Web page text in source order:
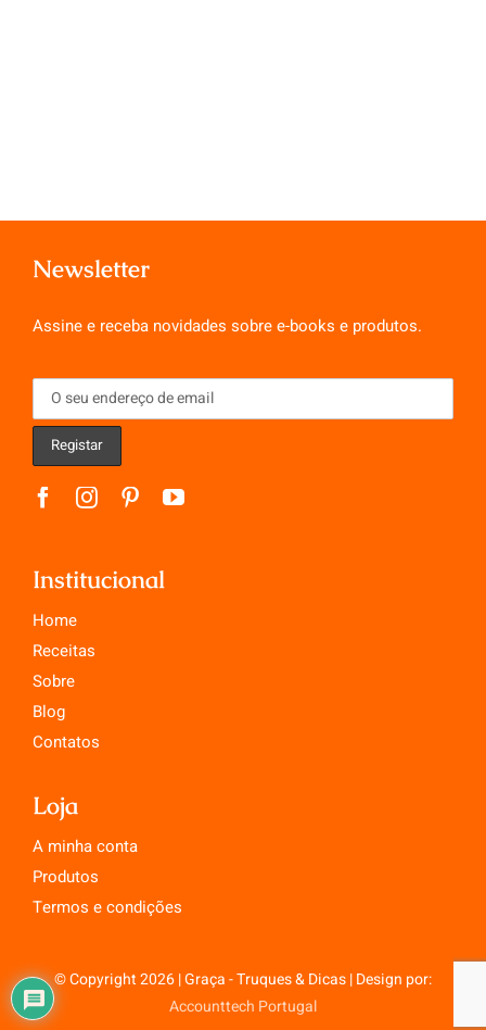
Newsletter
Assine e receba novidades sobre e-books e produtos.
Institucional
Home
Receitas
Sobre
Blog
Contatos
Loja
A minha conta
Produtos
Termos e condições
© Copyright 2026 | Graça - Truques & Dicas | Design por:
Accounttech Portugal